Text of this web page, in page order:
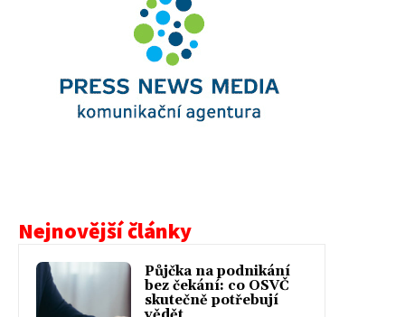
Nejnovější články
Půjčka na podnikání
bez čekání: co OSVČ
skutečně potřebují